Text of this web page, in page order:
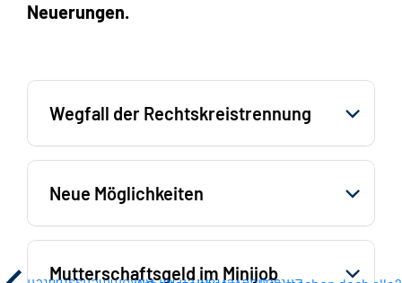
Neuerungen.
Wegfall der Rechtskreistrennung
Neue Möglichkeiten
Mutterschaftsgeld im Minijob